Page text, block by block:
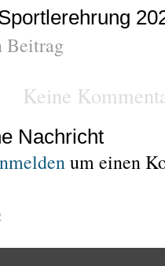
Beitrag
Keine
Nachricht
um einen